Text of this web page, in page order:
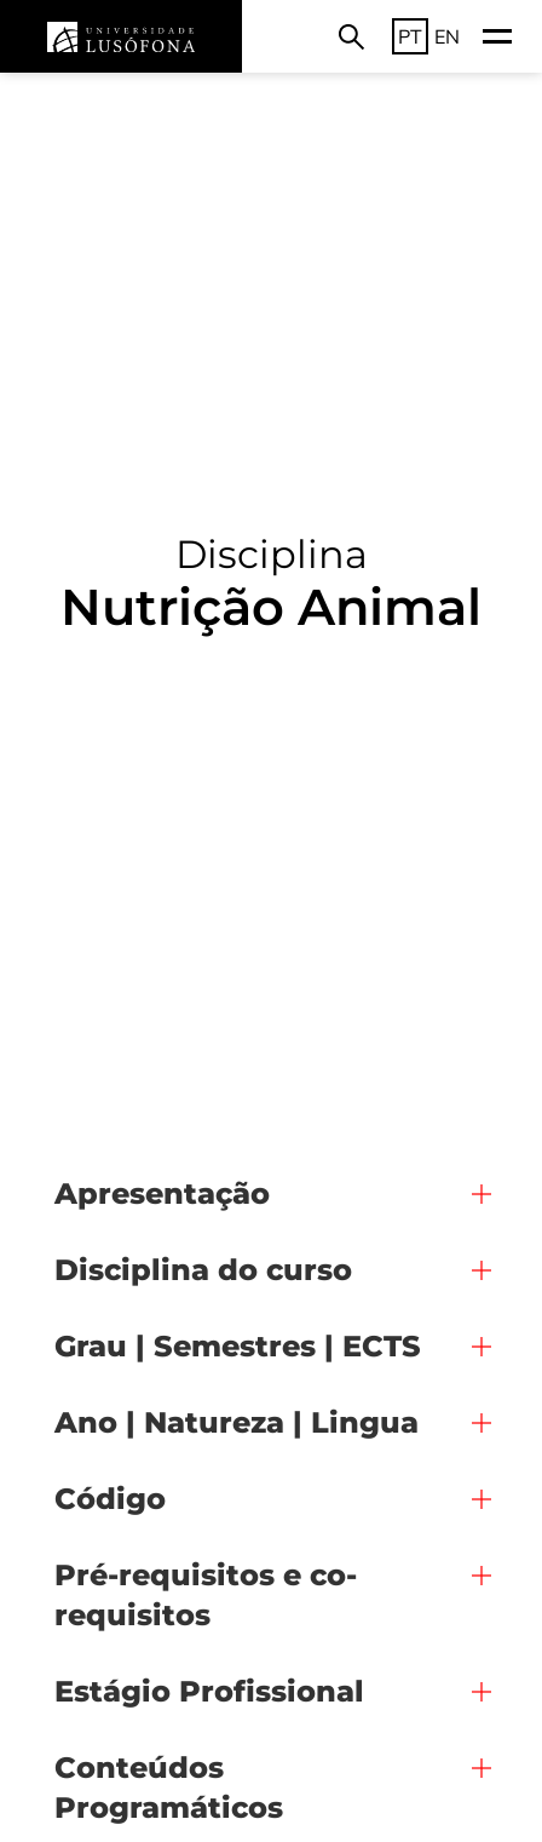
PT EN
Disciplina
Nutrição Animal
Apresentação
Disciplina do curso
Grau | Semestres | ECTS
Ano | Natureza | Lingua
Código
Pré-requisitos e co-
requisitos
Estágio Profissional
Conteúdos
Programáticos